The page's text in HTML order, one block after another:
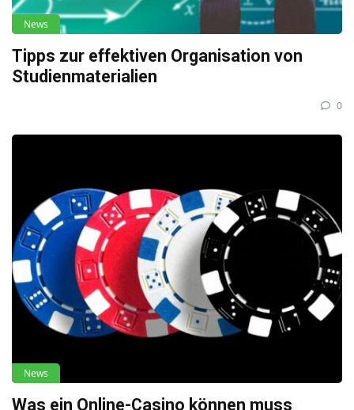
News
Tipps zur effektiven Organisation von
Studienmaterialien
0
News
Was ein Online-Casino können muss